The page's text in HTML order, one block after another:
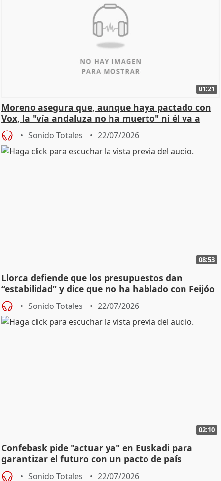
01:21
Moreno asegura que, aunque haya pactado con
Vox, la "vía andaluza no ha muerto" ni él va a
"cambiar"
Sonido Totales 22/07/2026
08:53
Llorca defiende que los presupuestos dan
“estabilidad” y dice que no ha hablado con Feijóo
Sonido Totales 22/07/2026
02:10
Confebask pide "actuar ya" en Euskadi para
garantizar el futuro con un pacto de país
Sonido Totales 22/07/2026